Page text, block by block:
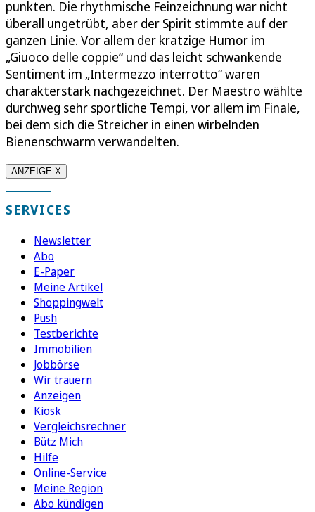
punkten. Die rhythmische Feinzeichnung war nicht
überall ungetrübt, aber der Spirit stimmte auf der
ganzen Linie. Vor allem der kratzige Humor im
„Giuoco delle coppie“ und das leicht schwankende
Sentiment im „Intermezzo interrotto“ waren
charakterstark nachgezeichnet. Der Maestro wählte
durchweg sehr sportliche Tempi, vor allem im Finale,
bei dem sich die Streicher in einen wirbelnden
Bienenschwarm verwandelten.
ANZEIGE X
SERVICES
Newsletter
Abo
E-Paper
Meine Artikel
Shoppingwelt
Push
Testberichte
Immobilien
Jobbörse
Wir trauern
Anzeigen
Kiosk
Vergleichsrechner
Bütz Mich
Hilfe
Online-Service
Meine Region
Abo kündigen